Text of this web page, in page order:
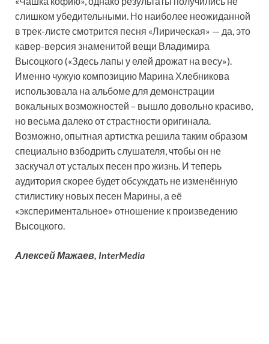
слишком убедительными. Но наиболее неожиданной
в трек-листе смотрится песня «Лирическая» — да, это
кавер-версия знаменитой вещи Владимира
Высоцкого («Здесь лапы у елей дрожат на весу»).
Именно чужую композицию Марина Хлебникова
использовала на альбоме для демонстрации
вокальных возможностей – вышло довольно красиво,
но весьма далеко от страстности оригинала.
Возможно, опытная артистка решила таким образом
специально взбодрить слушателя, чтобы он не
заскучал от усталых песен про жизнь. И теперь
аудитория скорее будет обсуждать не изменённую
стилистику новых песен Марины, а её
«экспериментальное» отношение к произведению
Высоцкого.
Алексей Мажаев, InterMedia